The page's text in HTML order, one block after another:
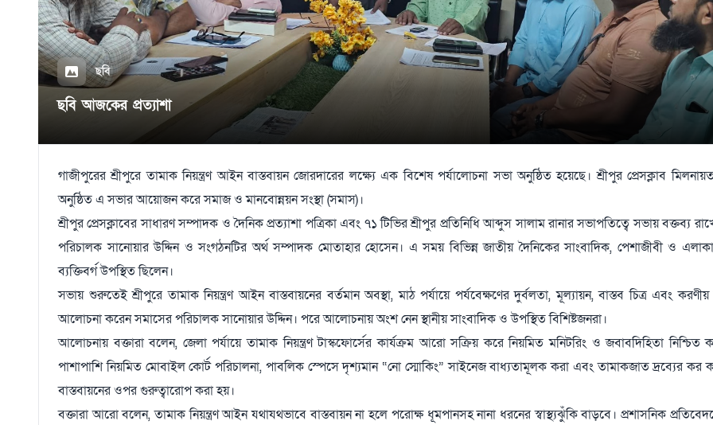
ছবি
ছবি আজকের প্রত্যাশা
গাজীপুরের শ্রীপুরে তামাক নিয়ন্ত্রণ আইন বাস্তবায়ন জোরদারের লক্ষ্যে এক বিশেষ পর্যালোচনা সভা অনুষ্ঠিত হয়েছে। শ্রীপুর প্রেসক্লাব
অনুষ্ঠিত এ সভার আয়োজন করে সমাজ ও মানবোন্নয়ন সংস্থা (সমাস)।
শ্রীপুর প্রেসক্লাবের সাধারণ সম্পাদক ও দৈনিক প্রত্যাশা পত্রিকা এবং ৭১ টিভির শ্রীপুর প্রতিনিধি আব্দুস সালাম রানার সভাপতিত্বে সভায় বক্তব্য
পরিচালক সানোয়ার উদ্দিন ও সংগঠনটির অর্থ সম্পাদক মোতাহার হোসেন। এ সময় বিভিন্ন জাতীয় দৈনিকের সাংবাদিক, পেশাজীবী ও
ব্যক্তিবর্গ উপস্থিত ছিলেন।
সভায় শুরুতেই শ্রীপুরে তামাক নিয়ন্ত্রণ আইন বাস্তবায়নের বর্তমান অবস্থা, মাঠ পর্যায়ে পর্যবেক্ষণের দুর্বলতা, মূল্যায়ন, বাস্তব চিত্র এবং
আলোচনা করেন সমাসের পরিচালক সানোয়ার উদ্দিন। পরে আলোচনায় অংশ নেন স্থানীয় সাংবাদিক ও উপস্থিত বিশিষ্টজনরা।
আলোচনায় বক্তারা বলেন, জেলা পর্যায়ে তামাক নিয়ন্ত্রণ টাস্কফোর্সের কার্যক্রম আরো সক্রিয় করে নিয়মিত মনিটরিং ও জবাবদিহিতা নিশ্চিত
পাশাপাশি নিয়মিত মোবাইল কোর্ট পরিচালনা, পাবলিক স্পেসে দৃশ্যমান “নো স্মোকিং” সাইনেজ বাধ্যতামূলক করা এবং তামাকজাত দ্রব্যের কর
বাস্তবায়নের ওপর গুরুত্বারোপ করা হয়।
বক্তারা আরো বলেন, তামাক নিয়ন্ত্রণ আইন যথাযথভাবে বাস্তবায়ন না হলে পরোক্ষ ধূমপানসহ নানা ধরনের স্বাস্থ্যঝুঁকি বাড়বে। প্রশাসনিক